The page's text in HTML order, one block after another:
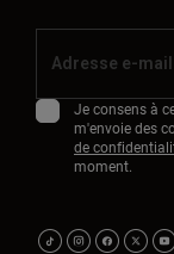
Je consens à
m'envoie des
de
moment.